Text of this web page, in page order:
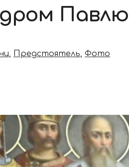
, Предстоятель, Фото